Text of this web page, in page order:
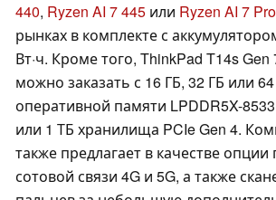
440, Ryzen AI 7 445 или Ryzen AI 7
рынках в комплекте с
Вт·ч. Кроме того, ThinkPad T14s Gen
можно заказать с 16 ГБ, 32 ГБ или
оперативной памяти LPDDR5X-
или 1 ТБ хранилища PCIe Gen 4.
также предлагает в качестве
сотовой связи 4G и 5G, а также